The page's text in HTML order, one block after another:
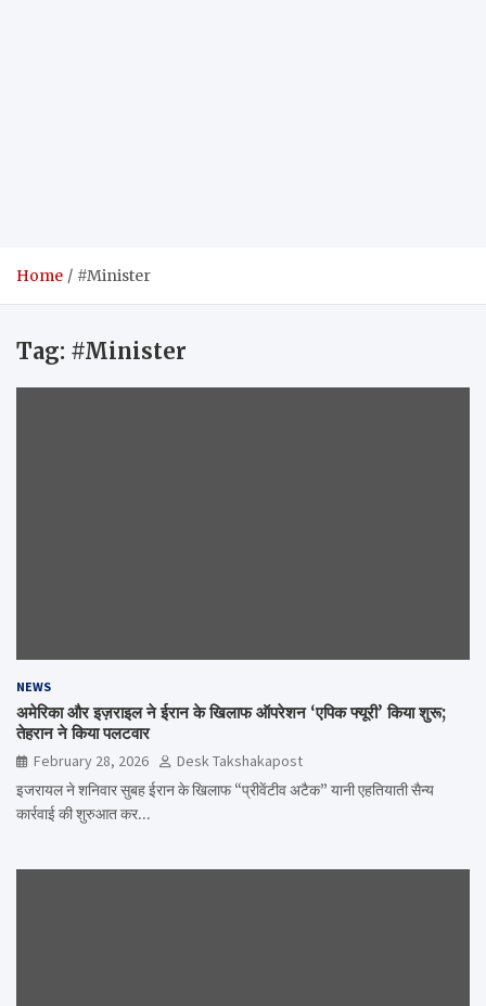
Home #Minister
Tag: #Minister
NEWS
अमेरिका और इज़राइल ने ईरान के खिलाफ ऑपरेशन ‘एपिक फ्यूरी’ किया शुरू;
तेहरान ने किया पलटवार
February 28, 2026
Desk Takshakapost
इजरायल ने शनिवार सुबह ईरान के खिलाफ “प्रीवेंटीव अटैक” यानी एहतियाती सैन्य
कार्रवाई की शुरुआत कर…